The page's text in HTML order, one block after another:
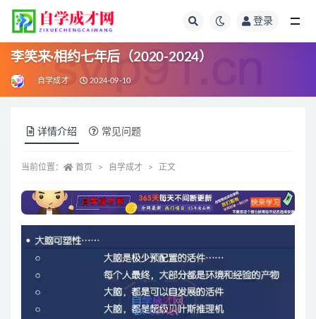
登录
李笑来·相约七年后（2020-2024）
自学成才 2024-09-10
详情介绍 常见问题
当前位置： 首页 自学成才 正文